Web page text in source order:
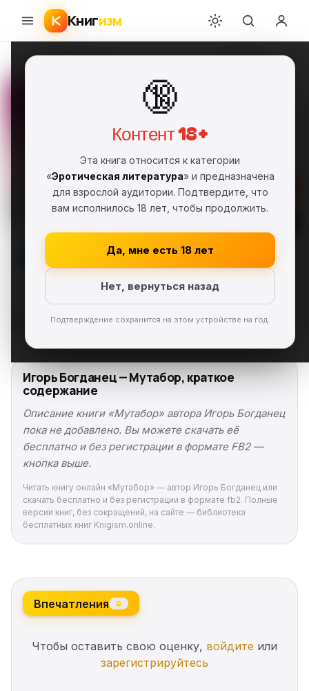
Книгизм
🔞
Контент 18+
Эта книга относится к категории
«Эротическая литература» и предназначена
для взрослой аудитории. Подтвердите, что
вам исполнилось 18 лет, чтобы продолжить.
Да, мне есть 18 лет
Нет, вернуться назад
Подтверждение сохранится на этом устройстве на год.
Главная›Эротическая литература›Игорь Богданец›Мутабор
Мутабор
Игорь Богданец
Скачать FB2
В библиотеку
Игорь Богданец — Мутабор, краткое
содержание
Описание книги «Мутабор» автора Игорь Богданец
пока не добавлено. Вы можете скачать её
бесплатно и без регистрации в формате FB2 —
кнопка выше.
Читать книгу онлайн «Мутабор» — автор Игорь Богданец или
скачать бесплатно и без регистрации в формате fb2. Полные
версии книг, без сокращений, на сайте — библиотека
бесплатных книг Knigism.online.
Впечатления 0
Чтобы оставить свою оценку, войдите или
зарегистрируйтесь